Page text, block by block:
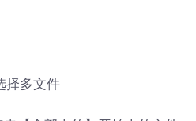
择多文件